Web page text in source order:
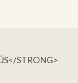
STRONG>